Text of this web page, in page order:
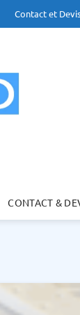
Contact et
CONTACT &